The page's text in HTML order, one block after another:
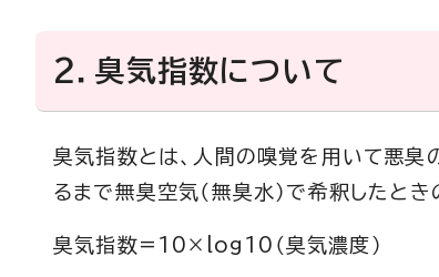
2．臭気指数について
臭気指数とは、人間の嗅覚を用いて悪臭
るまで無臭空気（無臭水）で希釈したと
臭気指数=10×log10（臭気濃度）